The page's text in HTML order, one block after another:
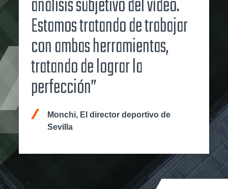
análisis subjetivo del vídeo.
Estamos tratando de trabajar
con ambas herramientas,
tratando de lograr la
perfección”
Monchi, El director deportivo de
Sevilla